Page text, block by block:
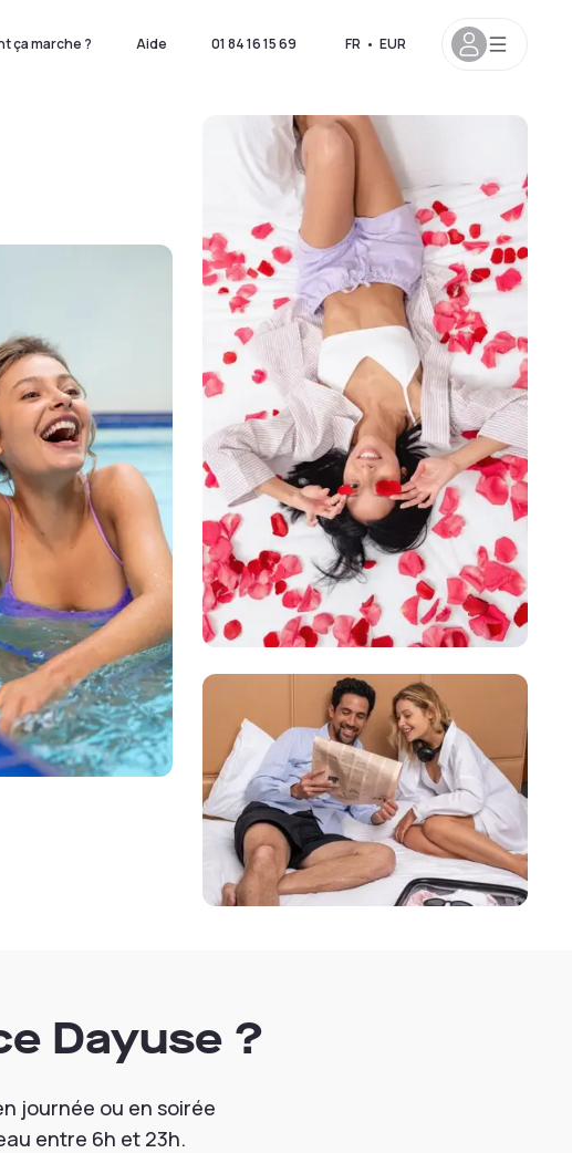
ça marche ? Aide 01 84 16 15 69 FR • EUR
Dayuse ?
journée ou en soirée
entre 6h et 23h.